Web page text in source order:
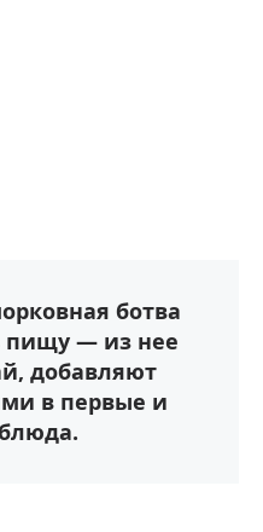
ботва
пищу — из нее
добавляют
в первые и